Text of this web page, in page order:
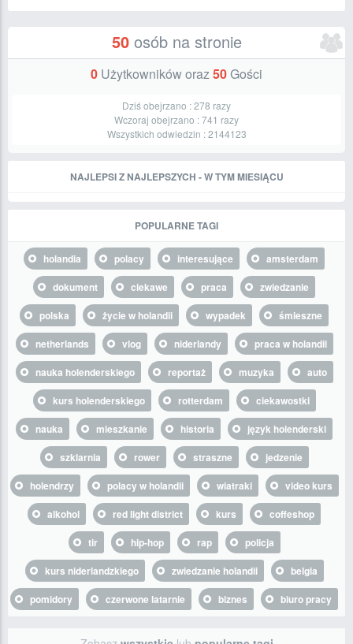
50osób na stronie
0 Użytkowników oraz50Gości
Dziś obejrzano :278 razy
Wczoraj obejrzano :741 razy
Wszystkich odwiedzin :2144123
NAJLEPSI Z NAJLEPSZYCH - W TYM MIESIĄCU
POPULARNE TAGI
holandia polacy interesujące
amsterdam
dokument
ciekawe praca
zwiedzanie
polska
życie w holandii wypadek
śmieszne
netherlands
vlog niderlandy
praca w holandii
nauka holenderskiego
reportaż muzyka
auto
kurs holenderskiego
rotterdam
ciekawostki
nauka
mieszkanie historia
język holenderski
szklarnia
rower straszne
jedzenie
holendrzy
polacy w holandii wiatraki
video kurs
alkohol
red light district kurs
coffeshop
tir
hip-hop rap
policja
kurs niderlandzkiego
zwiedzanie holandii
belgia
pomidory
czerwone latarnie biznes biuro pracy